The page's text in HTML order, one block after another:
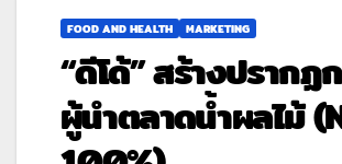
FOOD AND HEALTH MARKETING
“ดีโด้” สร้างปราก
ผู้นำตลาดน้ำผลไม้